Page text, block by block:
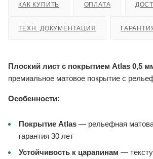
КАК КУПИТЬ ОПЛАТА
ТЕХН. ДОКУМЕНТАЦИЯ
Плоский лист с покрытием Atlas 0,5
премиальное матовое покрытие с
Особенности:
Покрытие Atlas — рельефная
гарантия 30 лет
Устойчивость к царапинам —